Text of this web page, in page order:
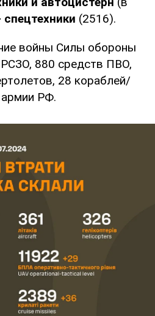
спецтехники (2516).
войны Силы обороны
880 средств ПВО,
28 кораблей/
армии РФ.